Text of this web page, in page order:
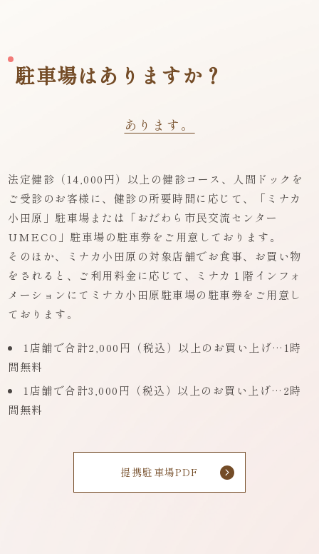
駐車場はありますか？
あります。
法定健診（14,000円）以上の健診コース、人間ドックを
ご受診のお客様に、健診の所要時間に応じて、「ミナカ
小田原」駐車場または「おだわら市民交流センター
UMECO」駐車場の駐車券をご用意しております。
そのほか、ミナカ小田原の対象店舗でお食事、お買い物
をされると、ご利用料金に応じて、ミナカ１階インフォ
メーションにてミナカ小田原駐車場の駐車券をご用意し
ております。
1店舗で合計2,000円（税込）以上のお買い上げ…1時
間無料
1店舗で合計3,000円（税込）以上のお買い上げ…2時
間無料
提携駐車場PDF